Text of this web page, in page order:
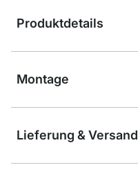
Produktdetails
Montage
Lieferung & Versand